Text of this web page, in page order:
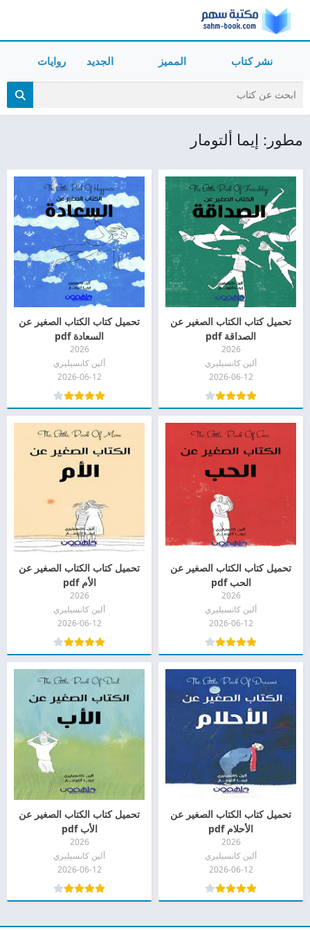
نشر كتاب المميز الجديد روايات
مطور: إيما ألتومار
تحميل كتاب الكتاب الصغير عن
الصداقة pdf
2026
ألين كانسيليري
2026-06-12
تحميل كتاب الكتاب الصغير عن
السعادة pdf
2026
ألين كانسيليري
2026-06-12
تحميل كتاب الكتاب الصغير عن
الحب pdf
2026
ألين كانسيليري
2026-06-12
تحميل كتاب الكتاب الصغير عن
الأم pdf
2026
ألين كانسيليري
2026-06-12
تحميل كتاب الكتاب الصغير عن
الأحلام pdf
2026
ألين كانسيليري
2026-06-12
تحميل كتاب الكتاب الصغير عن
الأب pdf
2026
ألين كانسيليري
2026-06-12